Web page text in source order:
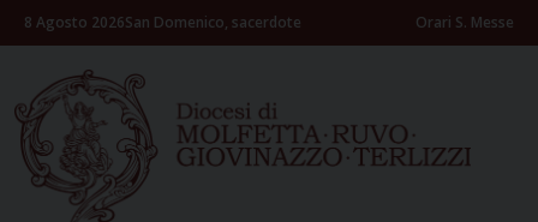
Skip8 Agosto 2026San Domenico, sacerdote Orari S. Messe